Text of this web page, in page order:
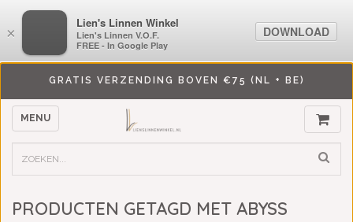
GRATIS VERZENDING BOVEN €75 (NL + BE)
MENU
PRODUCTEN GETAGD MET ABYSS
×
LiensLinnenwinkel.nl
Lien's Linnen V.O.F.
FREE - In Google Play
DOWNLOAD
×
Lien's Linnen Winkel
Lien's Linnen V.O.F.
FREE - In Google Play
DOWNLOAD